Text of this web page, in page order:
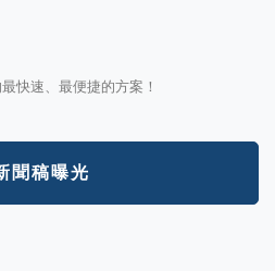
快速、最便捷的方案！
聞稿曝光